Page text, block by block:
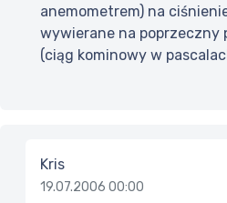
anemometrem) na
wywierane na poprzeczny
(ciąg kominowy w
Kris
19.07.2006 00:00